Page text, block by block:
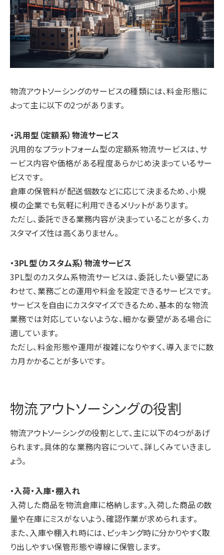
物流アウトソーシングのサービスの種類には、料金形態に
よって主に以下の2つがあります。
・汎用型（定額系）物流サービス
汎用的なプラットフォーム型の定額系物流サービスは、サ
ービス内容や価格がある程度あらかじめ決まっているサー
ビスです。
倉庫の保管料が配送個数などに応じて決まるため、小規
模の企業でも気軽に利用できるメリットがあります。
ただし、委託できる業務内容が決まっていることが多く、カ
スタマイズ性は高くありません。
・3PL型（カスタム系）物流サービス
3PL型のカスタム系物流サービスは、委託したい要望にあ
わせて、業務ごとの運用や料金を設定できるサービスです。
サービスを自由にカスタマイズできるため、基本的な物流
業務では対応していないような、細かな要望がある場合に
適しています。
ただし、料金形態や運用が複雑になりやすく、導入までに数
カ月かかることが多いです。
物流アウトソーシングの役割
物流アウトソーシングの役割として、主に以下の4つがあげ
られます。具体的な業務内容について、詳しくみていきまし
ょう。
・入荷・入庫・棚入れ
入荷した商品を物流倉庫に格納します。入荷した商品の数
量や在庫にミスがないよう、確認作業が求められます。
また、入庫や棚入れ時には、ピッキング時に分かりやすく取
り出しやすい保管形態や導線に保管します。